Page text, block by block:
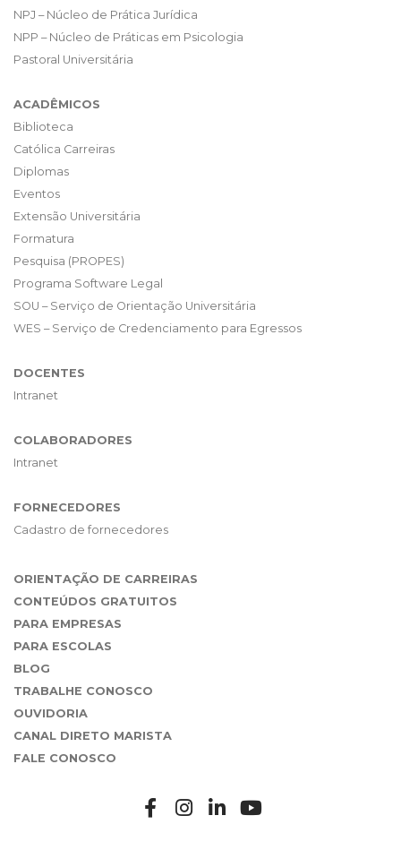
NPJ – Núcleo de Prática Jurídica
NPP – Núcleo de Práticas em Psicologia
Pastoral Universitária
ACADÊMICOS
Biblioteca
Católica Carreiras
Diplomas
Eventos
Extensão Universitária
Formatura
Pesquisa (PROPES)
Programa Software Legal
SOU – Serviço de Orientação Universitária
WES – Serviço de Credenciamento para Egressos
DOCENTES
Intranet
COLABORADORES
Intranet
FORNECEDORES
Cadastro de fornecedores
ORIENTAÇÃO DE CARREIRAS
CONTEÚDOS GRATUITOS
PARA EMPRESAS
PARA ESCOLAS
BLOG
TRABALHE CONOSCO
OUVIDORIA
CANAL DIRETO MARISTA
FALE CONOSCO